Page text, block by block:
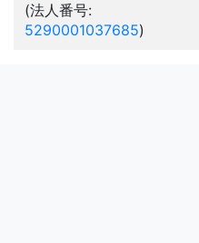
(法人番号:
5290001037685)